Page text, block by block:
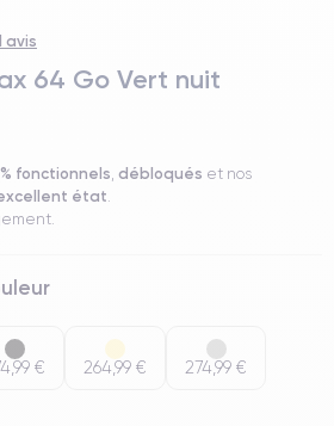
avis
64 Go Vert nuit
fonctionnels, débloqués et nos
état.
€ 264,99 € 274,99 €